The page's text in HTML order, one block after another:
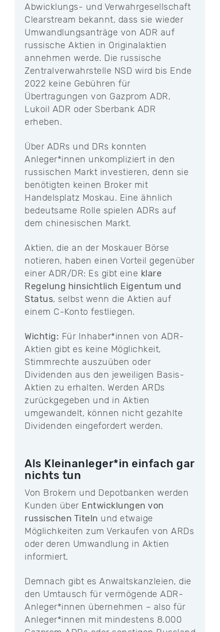
Abwicklungs- und Verwahrgesellschaft
Clearstream bekannt, dass sie wieder
Umwandlungsanträge von ADR auf
russische Aktien in Originalaktien
annehmen werde. Die russische
Zentralverwahrstelle NSD wird bis Ende
2022 keine Gebühren für
Übertragungen von Gazprom ADR,
Lukoil ADR oder Sberbank ADR
erheben.
Über ADRs und DRs konnten
Anleger*innen unkompliziert in den
russischen Markt investieren, denn sie
benötigten keinen Broker mit
Handelsplatz Moskau. Eine ähnlich
bedeutsame Rolle spielen ADRs auf
dem chinesischen Markt.
Aktien, die an der Moskauer Börse
notieren, haben einen Vorteil gegenüber
einer ADR/DR: Es gibt eine klare
Regelung hinsichtlich Eigentum und
Status, selbst wenn die Aktien auf
einem C-Konto festliegen.
Wichtig: Für Inhaber*innen von ADR-
Aktien gibt es keine Möglichkeit,
Stimmrechte auszuüben oder
Dividenden aus den jeweiligen Basis-
Aktien zu erhalten. Werden ARDs
zurückgegeben und in Aktien
umgewandelt, können nicht gezahlte
Dividenden eingefordert werden.
Als Kleinanleger*in einfach gar
nichts tun
Von Brokern und Depotbanken werden
Kunden über Entwicklungen von
russischen Titeln und etwaige
Möglichkeiten zum Verkaufen von ARDs
oder deren Umwandlung in Aktien
informiert.
Demnach gibt es Anwaltskanzleien, die
den Umtausch für vermögende ADR-
Anleger*innen übernehmen – also für
Anleger*innen mit mindestens 8.000